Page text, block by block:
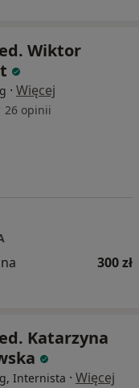
Wiktor
· Więcej
26 opinii
300 zł
Katarzyna
Internista · Więcej